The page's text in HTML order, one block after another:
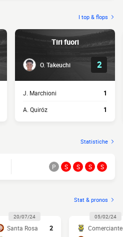
I top & flops
Tiri fuori
O. Takeuchi 2
J. Marchioni 1
A. Quiróz 1
Statistiche
P S S S S
Stat & pronos
20/07/24
Santa Rosa
2
05/02/24